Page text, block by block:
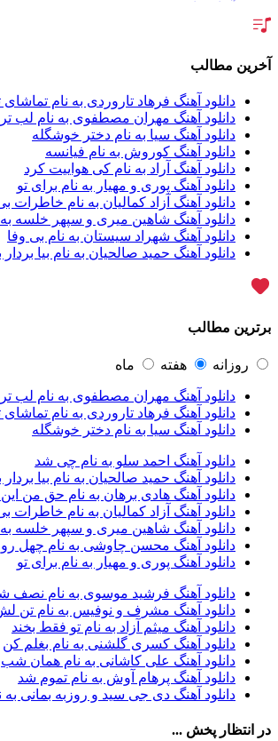
آراد عباسی
آراز5
آراز آرا
آراز المان2
آراز نصیری1
آراکو1
آراکوم3
آران2
آران براتی1
آران براتی و ایمان حمیدی1
آران، مُوِرس و وینتِرس1
آرپژ1
آرتا1
آرتان گادلی
آرتين شاهوران1
آرتین1
آرتین بهادری12
آرتین سلیمانی1
آرسام1
آرسام سالار1
آرسین2
آرش AP1
آرش AP و مسیح
29
آرش آج1
آرش آرام1
آرش ای پی
آرش تشکری1
آرش جلالی و آقا فرا1
آرش حسینی1
آرش خان احمدی1
آرش داوری1
آرش رادان1
آرش رستمى1
آرش عزیزی
آخرین مطالب
دانلود آهنگ فرهاد تاروردی به نام تماشای
دانلود آهنگ مهران مصطفوی به نام لب
دانلود آهنگ سیا به نام دختر خوشگله
دانلود آهنگ کوروش به نام فیانسه
دانلود آهنگ آراد به نام کی هواییت کرد
دانلود آهنگ پوری و مهیار به نام برای تو
دانلود آهنگ آزاد کمالیان به نام خاطرات
دانلود آهنگ شاهین میری و سپهر خلسه به
دانلود آهنگ شهراد سیستان به نام بی وفا
دانلود آهنگ حمید صالحیان به نام بیا بردار
برترین مطالب
روزانه هفته ماه
دانلود آهنگ مهران مصطفوی به نام لب
دانلود آهنگ فرهاد تاروردی به نام تماشای
دانلود آهنگ سیا به نام دختر خوشگله
دانلود آهنگ احمد سلو به نام چی شد
دانلود آهنگ حمید صالحیان به نام بیا بردار
دانلود آهنگ هادی برهان به نام حق من این
دانلود آهنگ آزاد کمالیان به نام خاطرات
دانلود آهنگ شاهین میری و سپهر خلسه به
دانلود آهنگ محسن چاوشی به نام چهل
دانلود آهنگ پوری و مهیار به نام برای تو
دانلود آهنگ فرشید موسوی به نام نصف
دانلود آهنگ مشرف و نوفیس به نام تن
دانلود آهنگ میثم آزاد به نام تو فقط بخند
دانلود آهنگ کسری گلشنی به نام بغلم کن
دانلود آهنگ علی کاشانی به نام همان شب
دانلود آهنگ پرهام آوش به نام تموم شد
دانلود آهنگ دی جی سید و روزبه بمانی به
در انتظار پخش ...